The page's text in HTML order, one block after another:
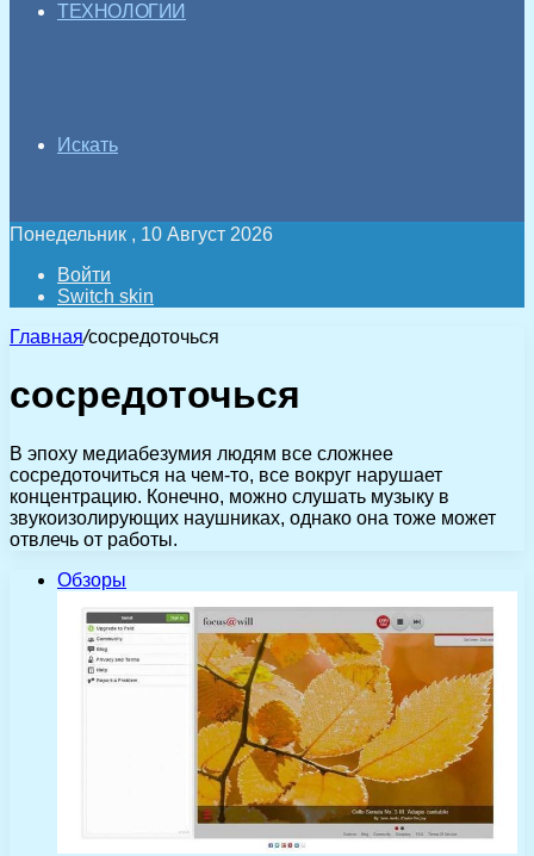
ТЕХНОЛОГИИ
Искать
Понедельник , 10 Август 2026
Войти
Switch skin
Главная/сосредоточься
сосредоточься
В эпоху медиабезумия людям все сложнее
сосредоточиться на чем-то, все вокруг нарушает
концентрацию. Конечно, можно слушать музыку в
звукоизолирующих наушниках, однако она тоже может
отвлечь от работы.
Обзоры